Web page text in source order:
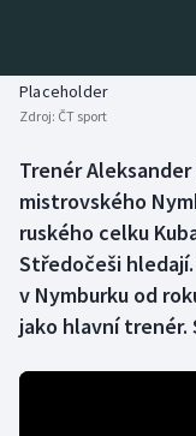
Biatlon
Box
Curling
Dostihy
Florbal
Aplikace ČT sport
Placeholder
Zdroj: ČT sport
Trenér
mistrovského
ruského celku
Středočeši
v Nymburku od
jako hlavní trenér.